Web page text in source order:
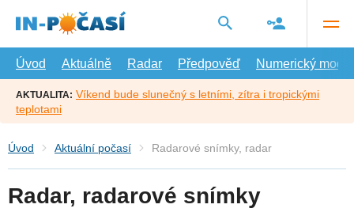
hlavní
Úvod
Aktuálně Radar Předpověď Numerický model
AKTUALITA: Víkend bude slunečný s letními, zítra i tropickými
teplotami
Úvod Aktuální počasí Radarové snímky, radar
Radar, radarové snímky